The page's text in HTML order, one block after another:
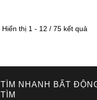
Hiển thị 1 - 12 / 75 kết quả
TÌM NHANH BẤT
TÌM